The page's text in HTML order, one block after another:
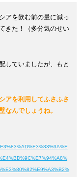
アを飲む前の量に減っ
きた！（多分気のせい
していましたが、もと
アを利用してふさふさ
なんでしょうね。